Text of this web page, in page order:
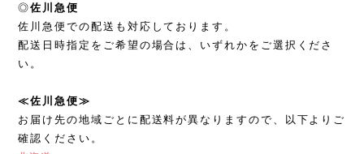
◎佐川急便
佐川急便での配送も対応しております。
配送日時指定をご希望の場合は、いずれかをご選択くださ
い。
≪佐川急便≫
お届け先の地域ごとに配送料が異なりますので、以下よりご
確認ください。